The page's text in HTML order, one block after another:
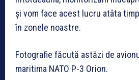
și vom face acest lucru atâta
în zonele noastre.
Fotografie făcută astăzi de
maritima NATO P-3 Orion.